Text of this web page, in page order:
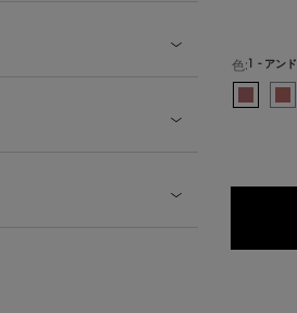
色: 1 - アン
色を選択してください1 - ア
219 - ベ10